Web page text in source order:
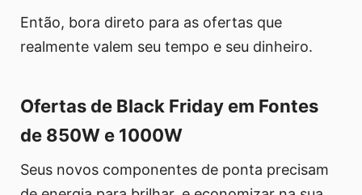
Então, bora direto para as ofertas que
realmente valem seu tempo e seu dinheiro.
Ofertas de Black Friday em Fontes
de 850W e 1000W
Seus novos componentes de ponta precisam